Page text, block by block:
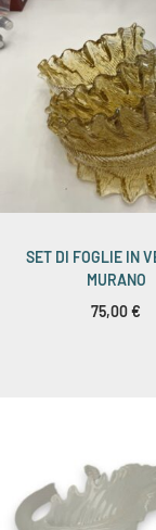
SET DI FOGLIE IN
MURANO
75,00€